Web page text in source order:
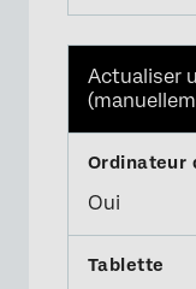
Actualiser
Oui